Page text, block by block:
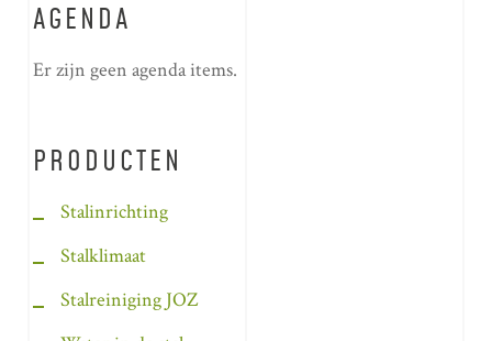
AGENDA
Er zijn geen agenda items.
PRODUCTEN
Stalinrichting
Stalklimaat
Stalreiniging JOZ